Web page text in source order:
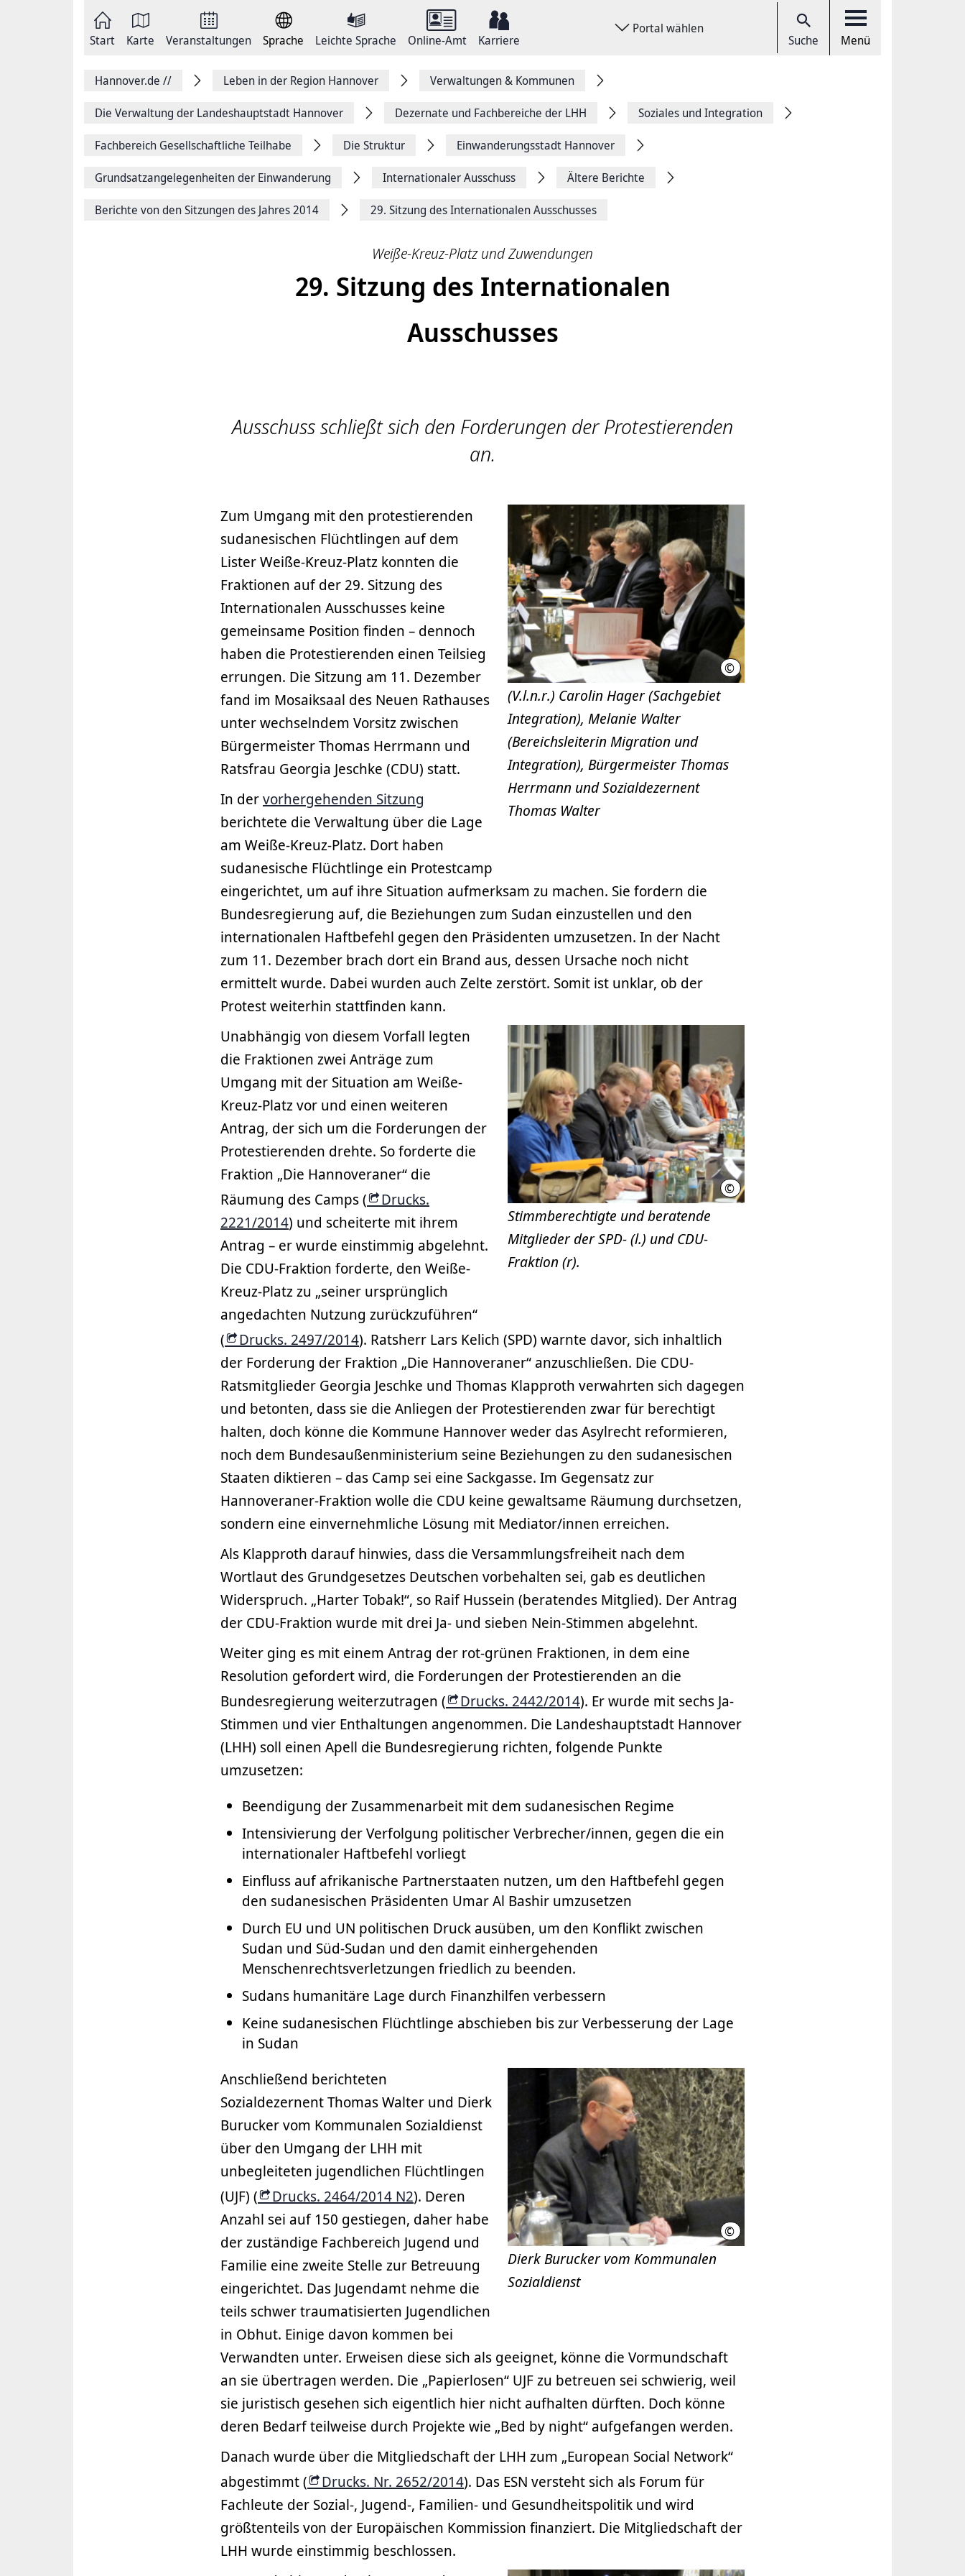
Start Karte Veranstaltungen Sprache Leichte Sprache Online-Amt Karriere
Portal wählen
Suche Menü
Hannover.de // Leben in der Region Hannover Verwaltungen & Kommunen
Die Verwaltung der Landeshauptstadt Hannover Dezernate und Fachbereiche der LHH Soziales und Integration
Fachbereich Gesellschaftliche Teilhabe Die Struktur Einwanderungsstadt Hannover
Grundsatzangelegenheiten der Einwanderung Internationaler Ausschuss Ältere Berichte
Berichte von den Sitzungen des Jahres 2014 29. Sitzung des Internationalen Ausschusses
Weiße-Kreuz-Platz und Zuwendungen
29. Sitzung des Internationalen
Ausschusses
Ausschuss schließt sich den Forderungen der Protestierenden
an.
© LHH
(V.l.n.r.) Carolin Hager (Sachgebiet
Integration), Melanie Walter
(Bereichsleiterin Migration und
Integration), Bürgermeister Thomas
Herrmann und Sozialdezernent
Thomas Walter
Zum Umgang mit den protestierenden
sudanesischen Flüchtlingen auf dem
Lister Weiße-Kreuz-Platz konnten die
Fraktionen auf der 29. Sitzung des
Internationalen Ausschusses keine
gemeinsame Position finden – dennoch
haben die Protestierenden einen Teilsieg
errungen. Die Sitzung am 11. Dezember
fand im Mosaiksaal des Neuen Rathauses
unter wechselndem Vorsitz zwischen
Bürgermeister Thomas Herrmann und
Ratsfrau Georgia Jeschke (CDU) statt.
In dervorhergehenden Sitzung
berichtete die Verwaltung über die Lage
am Weiße-Kreuz-Platz. Dort haben
sudanesische Flüchtlinge ein Protestcamp
eingerichtet, um auf ihre Situation aufmerksam zu machen. Sie fordern die
Bundesregierung auf, die Beziehungen zum Sudan einzustellen und den
internationalen Haftbefehl gegen den Präsidenten umzusetzen. In der Nacht
zum 11. Dezember brach dort ein Brand aus, dessen Ursache noch nicht
ermittelt wurde. Dabei wurden auch Zelte zerstört. Somit ist unklar, ob der
Protest weiterhin stattfinden kann.
© LHH
Stimmberechtigte und beratende
Mitglieder der SPD- (l.) und CDU-
Fraktion (r).
Unabhängig von diesem Vorfall legten
die Fraktionen zwei Anträge zum
Umgang mit der Situation am Weiße-
Kreuz-Platz vor und einen weiteren
Antrag, der sich um die Forderungen der
Protestierenden drehte. So forderte die
Fraktion „Die Hannoveraner“ die
Räumung des Camps (
Drucks.
2221/2014) und scheiterte mit ihrem
Antrag – er wurde einstimmig abgelehnt.
Die CDU-Fraktion forderte, den Weiße-
Kreuz-Platz zu „seiner ursprünglich
angedachten Nutzung zurückzuführen“
(
Drucks. 2497/2014). Ratsherr Lars Kelich (SPD) warnte davor, sich inhaltlich
der Forderung der Fraktion „Die Hannoveraner“ anzuschließen. Die CDU-
Ratsmitglieder Georgia Jeschke und Thomas Klapproth verwahrten sich dagegen
und betonten, dass sie die Anliegen der Protestierenden zwar für berechtigt
halten, doch könne die Kommune Hannover weder das Asylrecht reformieren,
noch dem Bundesaußenministerium seine Beziehungen zu den sudanesischen
Staaten diktieren – das Camp sei eine Sackgasse. Im Gegensatz zur
Hannoveraner-Fraktion wolle die CDU keine gewaltsame Räumung durchsetzen,
sondern eine einvernehmliche Lösung mit Mediator/innen erreichen.
Als Klapproth darauf hinwies, dass die Versammlungsfreiheit nach dem
Wortlaut des Grundgesetzes Deutschen vorbehalten sei, gab es deutlichen
Widerspruch. „Harter Tobak!“, so Raif Hussein (beratendes Mitglied). Der Antrag
der CDU-Fraktion wurde mit drei Ja- und sieben Nein-Stimmen abgelehnt.
Weiter ging es mit einem Antrag der rot-grünen Fraktionen, in dem eine
Resolution gefordert wird, die Forderungen der Protestierenden an die
Bundesregierung weiterzutragen (
Drucks. 2442/2014). Er wurde mit sechs Ja-
Stimmen und vier Enthaltungen angenommen. Die Landeshauptstadt Hannover
(LHH) soll einen Apell die Bundesregierung richten, folgende Punkte
umzusetzen:
Beendigung der Zusammenarbeit mit dem sudanesischen Regime
Intensivierung der Verfolgung politischer Verbrecher/innen, gegen die ein
internationaler Haftbefehl vorliegt
Einfluss auf afrikanische Partnerstaaten nutzen, um den Haftbefehl gegen
den sudanesischen Präsidenten Umar Al Bashir umzusetzen
Durch EU und UN politischen Druck ausüben, um den Konflikt zwischen
Sudan und Süd-Sudan und den damit einhergehenden
Menschenrechtsverletzungen friedlich zu beenden.
Sudans humanitäre Lage durch Finanzhilfen verbessern
Keine sudanesischen Flüchtlinge abschieben bis zur Verbesserung der Lage
in Sudan
© LHH
Dierk Burucker vom Kommunalen
Sozialdienst
Anschließend berichteten
Sozialdezernent Thomas Walter und Dierk
Burucker vom Kommunalen Sozialdienst
über den Umgang der LHH mit
unbegleiteten jugendlichen Flüchtlingen
(UJF) (
Drucks. 2464/2014 N2). Deren
Anzahl sei auf 150 gestiegen, daher habe
der zuständige Fachbereich Jugend und
Familie eine zweite Stelle zur Betreuung
eingerichtet. Das Jugendamt nehme die
teils schwer traumatisierten Jugendlichen
in Obhut. Einige davon kommen bei
Verwandten unter. Erweisen diese sich als geeignet, könne die Vormundschaft
an sie übertragen werden. Die „Papierlosen“ UJF zu betreuen sei schwierig, weil
sie juristisch gesehen sich eigentlich hier nicht aufhalten dürften. Doch könne
deren Bedarf teilweise durch Projekte wie „Bed by night“ aufgefangen werden.
Danach wurde über die Mitgliedschaft der LHH zum „European Social Network“
abgestimmt (
Drucks. Nr. 2652/2014). Das ESN versteht sich als Forum für
Fachleute der Sozial-, Jugend-, Familien- und Gesundheitspolitik und wird
größtenteils von der Europäischen Kommission finanziert. Die Mitgliedschaft der
LHH wurde einstimmig beschlossen.